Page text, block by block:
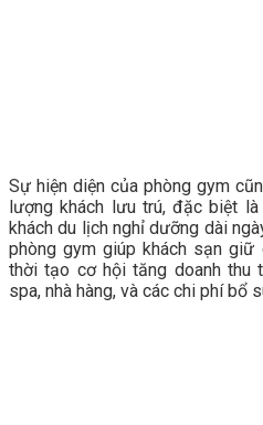
Sự hiện diện của phòng gym
lượng khách lưu trú, đặc biệt
khách du lịch nghỉ dưỡng dài
phòng gym giúp khách sạn giữ
thời tạo cơ hội tăng doanh thu
spa, nhà hàng, và các chi phí bổ